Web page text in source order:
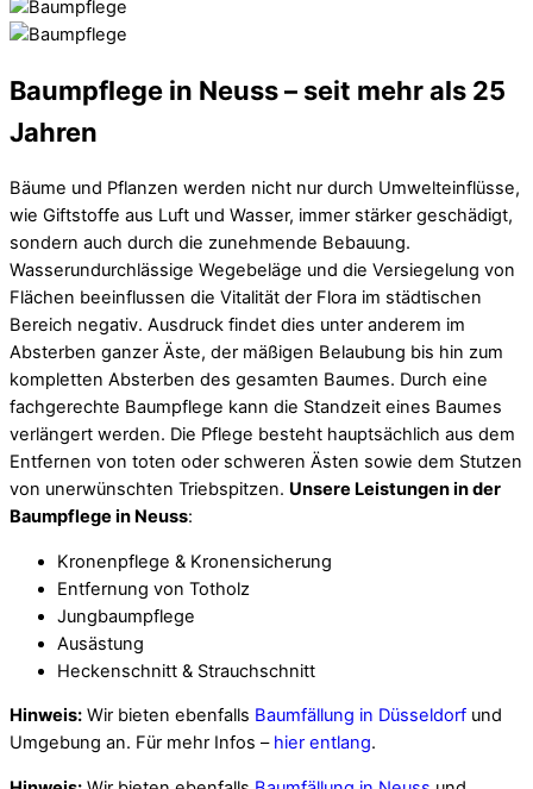
Baumpflege in Neuss – seit mehr als 25
Jahren
Bäume und Pflanzen werden nicht nur durch Umwelteinflüsse,
wie Giftstoffe aus Luft und Wasser, immer stärker geschädigt,
sondern auch durch die zunehmende Bebauung.
Wasserundurchlässige Wegebeläge und die Versiegelung von
Flächen beeinflussen die Vitalität der Flora im städtischen
Bereich negativ. Ausdruck findet dies unter anderem im
Absterben ganzer Äste, der mäßigen Belaubung bis hin zum
kompletten Absterben des gesamten Baumes. Durch eine
fachgerechte Baumpflege kann die Standzeit eines Baumes
verlängert werden. Die Pflege besteht hauptsächlich aus dem
Entfernen von toten oder schweren Ästen sowie dem Stutzen
von unerwünschten Triebspitzen. Unsere Leistungen in der
Baumpflege in Neuss:
Kronenpflege & Kronensicherung
Entfernung von Totholz
Jungbaumpflege
Ausästung
Heckenschnitt & Strauchschnitt
Hinweis: Wir bieten ebenfalls Baumfällung in Düsseldorf und
Umgebung an. Für mehr Infos – hier entlang.